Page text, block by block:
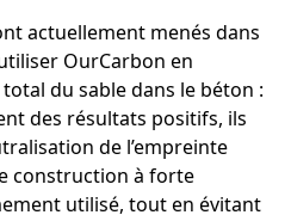
actuellement menés dans
OurCarbon en
du sable dans le béton :
des résultats positifs, ils
de l’empreinte
construction à forte
utilisé, tout en évitant